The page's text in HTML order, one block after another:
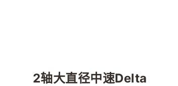
2轴大直径中速Delta